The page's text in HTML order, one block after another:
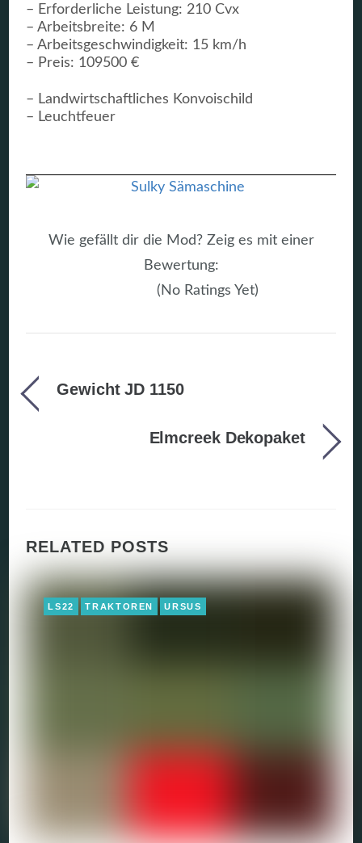
– Erforderliche Leistung: 210 Cvx
– Arbeitsbreite: 6 M
– Arbeitsgeschwindigkeit: 15 km/h
– Preis: 109500 €
– Landwirtschaftliches Konvoischild
– Leuchtfeuer
Wie gefällt dir die Mod? Zeig es mit einer
Bewertung:
(No Ratings Yet)
Gewicht JD 1150
Elmcreek Dekopaket
RELATED POSTS
LS22 TRAKTOREN URSUS